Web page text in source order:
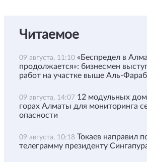
Читаемое
09 августа, 11:10 «Беспредел в
продолжается»: бизнесмен
работ на участке выше Аль-
09 августа, 14:07 12 модульных
горах Алматы для мониторинга
опасности
09 августа, 10:18 Токаев направил
телеграмму президенту